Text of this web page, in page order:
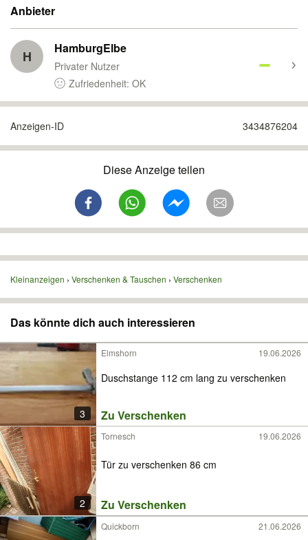
Anbieter
H HamburgElbe
Privater Nutzer
Zufriedenheit: OK
Anzeigen-ID 3434876204
Diese Anzeige teilen
Kleinanzeigen Verschenken & Tauschen Verschenken
Das könnte dich auch interessieren
3
Elmshorn 19.06.2026
Duschstange 112 cm lang zu verschenken
Zu Verschenken
2
Tornesch 19.06.2026
Tür zu verschenken 86 cm
Zu Verschenken
Quickborn 21.06.2026